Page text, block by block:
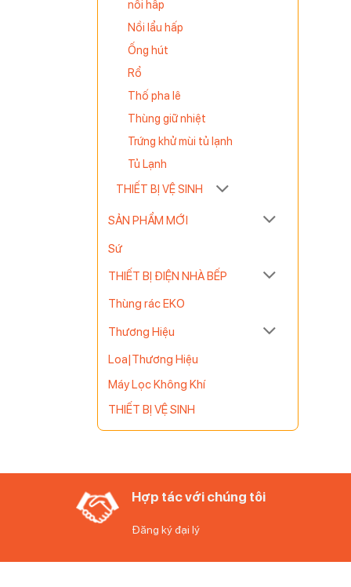
nồi hấp
Nồi lẩu hấp
Ống hút
Rổ
Thố pha lê
Thùng giữ nhiệt
Trứng khử mùi tủ lạnh
Tủ Lạnh
THIẾT BỊ VỆ SINH
SẢN PHẨM MỚI
Sứ
THIẾT BỊ ĐIỆN NHÀ BẾP
Thùng rác EKO
Thương Hiệu
Loa|Thương Hiệu
Máy Lọc Không Khí
THIẾT BỊ VỆ SINH
lên
tích hợp
Hợp tác với chúng tôi
Đăng ký đại lý